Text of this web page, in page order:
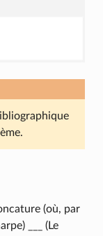
(où, par
___ (Le